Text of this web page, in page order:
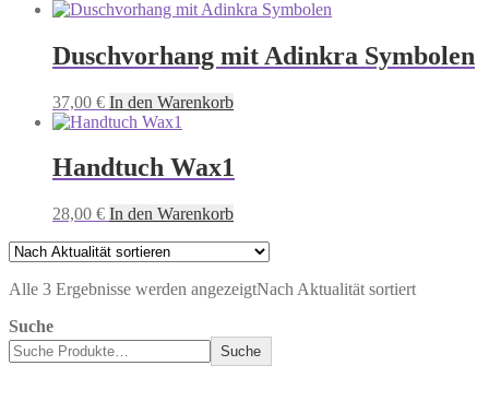
Duschvorhang mit Adinkra Symbolen
37,00 € In den Warenkorb
Handtuch Wax1
28,00 € In den Warenkorb
Alle 3 Ergebnisse werden angezeigtNach Aktualität sortiert
Suche
Suche